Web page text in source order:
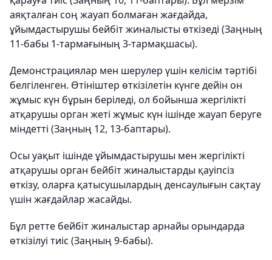
аяқталған соң жауап болмаған жағдайда,
ұйымдастырушы бейбіт жиналысты өткізеді (Заңның
11-бабы 1-тармағының 3-тармақшасы).
Демонстрациялар мен шерулер үшін келісім тәртібі
белгіленген. Өтініштер өткізілетін күнге дейін он
жұмыс күн бұрын беріледі, ол бойынша жергілікті
атқарушы орган жеті жұмыс күн ішінде жауап беруге
міндетті (Заңның 12, 13-баптары).
Осы уақыт ішінде ұйымдастырушы мен жергілікті
атқарушы орган бейбіт жиналыстарды қауіпсіз
өткізу, оларға қатысушылардың денсаулығын сақтау
үшін жағдайлар жасайды.
Бұл ретте бейбіт жиналыстар арнайы орындарда
өткізілуі тиіс (Заңның 9-бабы).